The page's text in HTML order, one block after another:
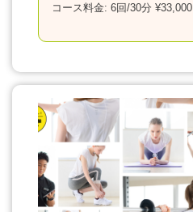
コース料金: 6回/30分 ¥33,000